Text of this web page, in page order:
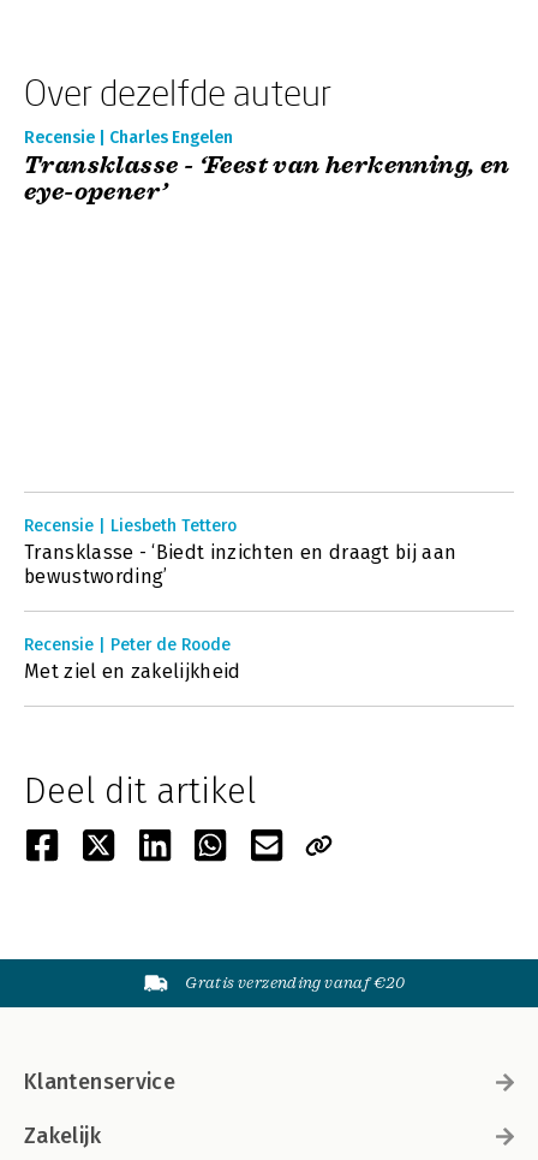
Over dezelfde auteur
Recensie | Charles Engelen
Transklasse - ‘Feest van herkenning, en
eye-opener’
Recensie | Liesbeth Tettero
Transklasse - ‘Biedt inzichten en draagt bij aan
bewustwording’
Recensie | Peter de Roode
Met ziel en zakelijkheid
Deel dit artikel
Gratis verzending vanaf €20
Klantenservice
Zakelijk